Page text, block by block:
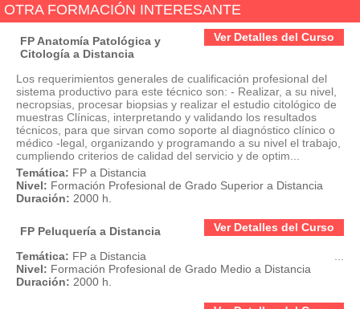
OTRA FORMACIÓN INTERESANTE
Ver Detalles del Curso
FP Anatomía Patológica y
Citología a Distancia
Los requerimientos generales de cualificación profesional del
sistema productivo para este técnico son: - Realizar, a su nivel,
necropsias, procesar biopsias y realizar el estudio citológico de
muestras Clínicas, interpretando y validando los resultados
técnicos, para que sirvan como soporte al diagnóstico clínico o
médico -legal, organizando y programando a su nivel el trabajo,
cumpliendo criterios de calidad del servicio y de optim...
Temática: FP a Distancia
Nivel: Formación Profesional de Grado Superior a Distancia
Duración: 2000 h.
Ver Detalles del Curso
FP Peluquería a Distancia
Temática: FP a Distancia
Nivel: Formación Profesional de Grado Medio a Distancia
Duración: 2000 h.